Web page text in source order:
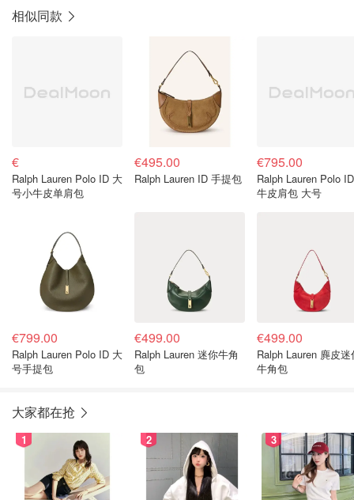
相似同款
€
Ralph Lauren Polo ID 大
号小牛皮单肩包
€495.00
Ralph Lauren ID 手提包
€795.00
Ralph Lauren Polo
牛皮肩包 大号
€799.00
Ralph Lauren Polo ID 大
号手提包
€499.00
Ralph Lauren 迷你牛角
包
€499.00
Ralph Lauren 麂皮迷
牛角包
大家都在抢
1 2 3